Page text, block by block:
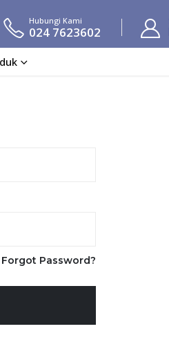
Hubungi Kami
024 7623602
Forgot Password?